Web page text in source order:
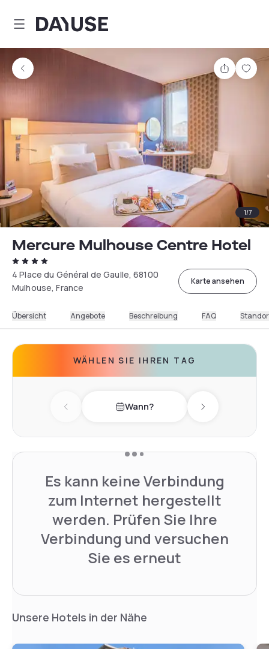
Dayuse
Teilen
1/7
Mercure Mulhouse Centre Hotel
4 Place du Général de Gaulle, 68100
Mulhouse, France
Karte ansehen
Übersicht Angebote Beschreibung FAQ
WÄHLEN SIE IHREN TAG
Previous day Wann? Next day
Es kann keine Verbindung
zum Internet hergestellt
werden. Prüfen Sie Ihre
Verbindung und versuchen
Sie es erneut
Unsere Hotels in der Nähe